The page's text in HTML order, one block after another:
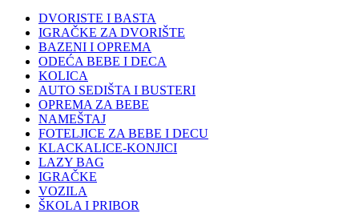
DVORISTE I BASTA
IGRAČKE ZA DVORIŠTE
BAZENI I OPREMA
ODEĆA BEBE I DECA
KOLICA
AUTO SEDIŠTA I BUSTERI
OPREMA ZA BEBE
NAMEŠTAJ
FOTELJICE ZA BEBE I DECU
KLACKALICE-KONJICI
LAZY BAG
IGRAČKE
VOZILA
ŠKOLA I PRIBOR